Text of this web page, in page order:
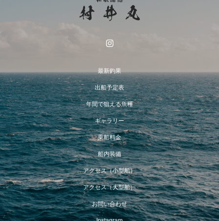
最新釣果
出船予定表
年間で狙える魚種
ギャラリー
乗船料金
船内装備
アクセス（小型船）
アクセス（大型船）
お問い合わせ